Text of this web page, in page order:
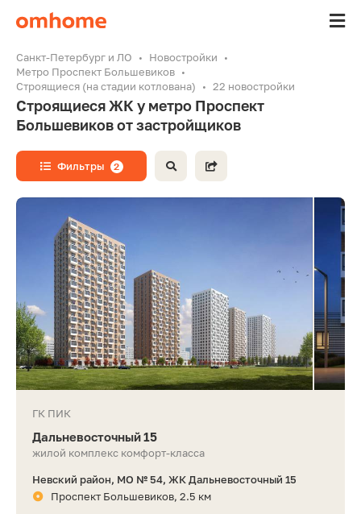
Санкт-Петербург и ЛО
Новостройки
Метро Проспект Большевиков
Строящиеся (на стадии котлована)
22 новостройки
Строящиеся ЖК у метро Проспект
Большевиков от застройщиков
Фильтры 2
ГК ПИК
Дальневосточный 15
жилой комплекс комфорт-класса
Невский район, МО № 54, ЖК Дальневосточный 15
Проспект Большевиков, 2.5 км